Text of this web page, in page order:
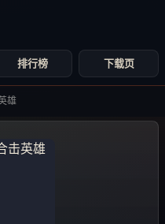
排行榜 下载页
雄